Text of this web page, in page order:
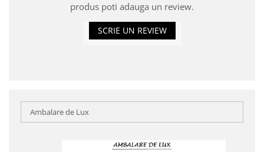
produs poti adauga un review.
SCRIE UN REVIEW
Ambalare de Lux